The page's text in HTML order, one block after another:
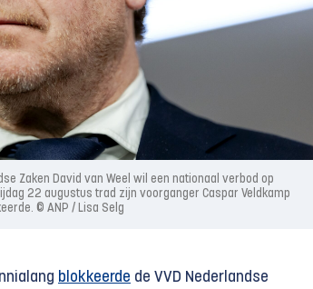
Zaken David van Weel wil een nationaal verbod op
22 augustus trad zijn voorganger Caspar Veldkamp
© ANP / Lisa Selg
blokkeerde de VVD Nederlandse